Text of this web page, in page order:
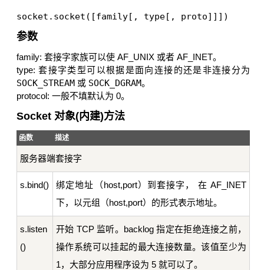
参数
family: 套接字家族可以使 AF_UNIX 或者 AF_INET。
type: 套接字类型可以根据是面向连接的还是非连接分为
SOCK_STREAM 或 SOCK_DGRAM。
protocol: 一般不填默认为 0。
Socket 对象(内建)方法
函数 描述
服务器端套接字
s.bind()
绑定地址（host,port）到套接字， 在 AF_INET
下，以元组（host,port）的形式表示地址。
s.listen
()
开始 TCP 监听。backlog 指定在拒绝连接之前，
操作系统可以挂起的最大连接数量。该值至少为
1，大部分应用程序设为 5 就可以了。